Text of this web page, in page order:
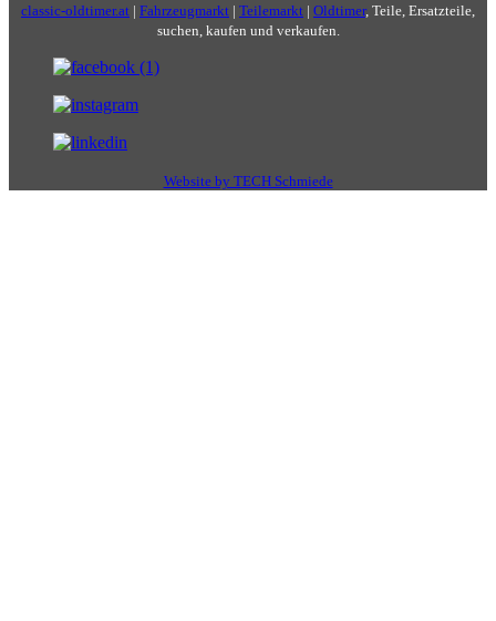
classic-oldtimer.at | Fahrzeugmarkt | Teilemarkt | Oldtimer, Teile, Ersatzteile,
suchen, kaufen und verkaufen.
Website by TECH Schmiede